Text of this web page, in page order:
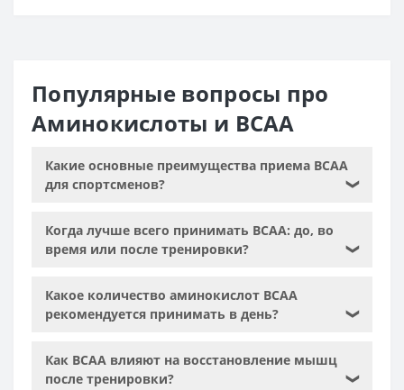
Популярные вопросы про
Аминокислоты и BCAA
Какие основные преимущества приема BCAA
для спортсменов?
❯
Когда лучше всего принимать BCAA: до, во
время или после тренировки?
❯
Какое количество аминокислот BCAA
рекомендуется принимать в день?
❯
Как BCAA влияют на восстановление мышц
после тренировки?
❯